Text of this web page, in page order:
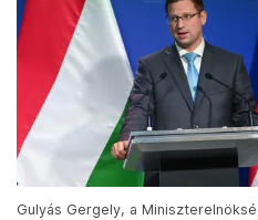
Gulyás Gergely, a